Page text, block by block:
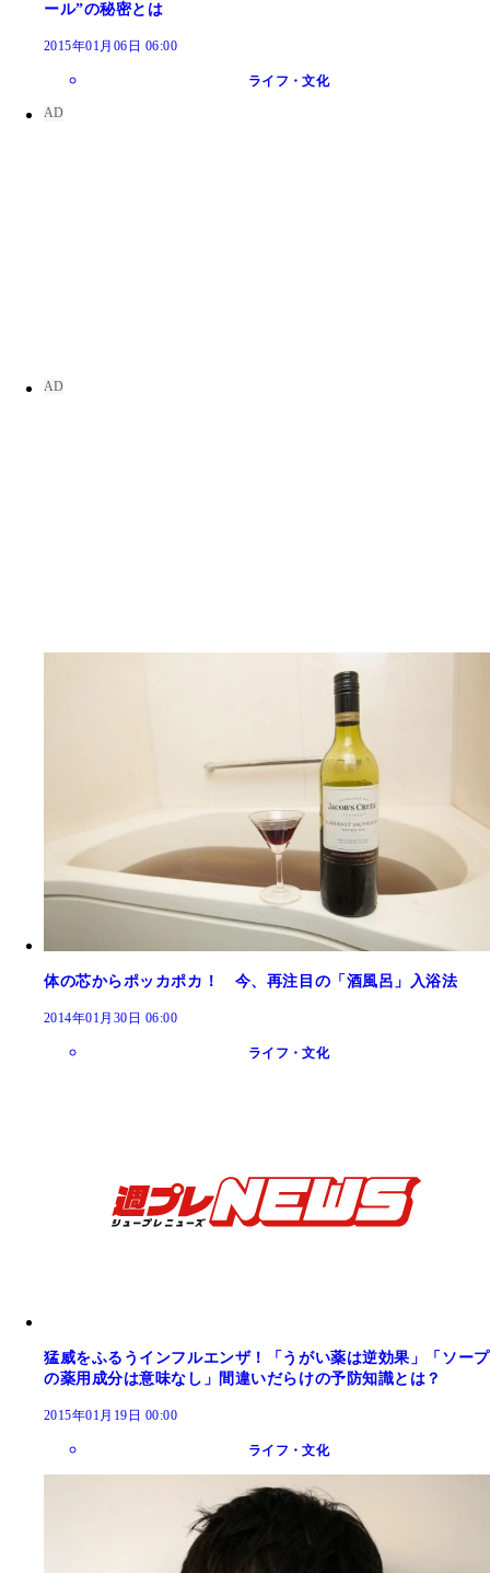
ール”の秘密とは
2015年01月06日 06:00
ライフ・文化
体の芯からポッカポカ！ 今、再注目の「酒風呂」入浴法
2014年01月30日 06:00
ライフ・文化
猛威をふるうインフルエンザ！「うがい薬は逆効果」「ソープ
の薬用成分は意味なし」間違いだらけの予防知識とは？
2015年01月19日 00:00
ライフ・文化